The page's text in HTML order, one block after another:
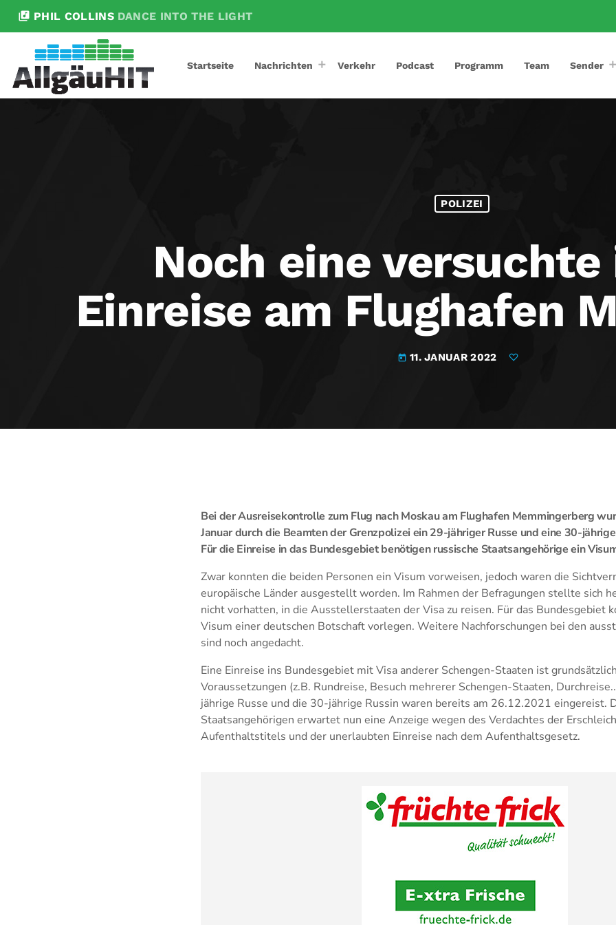
library_music PHIL COLLINS DANCE INTO THE LIGHT
Startseite Nachrichten Verkehr Podcast Programm Team Sender
POLIZEI
Noch eine
Einreise am Flughafen
today 11. JANUAR 2022
Bei der Ausreisekontrolle zum Flug nach Moskau am Flughafen Memmingerberg
Januar durch die Beamten der Grenzpolizei ein 29-jähriger Russe und eine 30-
Für die Einreise in das Bundesgebiet benötigen russische Staatsangehörige ein
Zwar konnten die beiden Personen ein Visum vorweisen, jedoch waren die
europäische Länder ausgestellt worden. Im Rahmen der Befragungen stellte sich
nicht vorhatten, in die Ausstellerstaaten der Visa zu reisen. Für das Bundesgebiet
Visum einer deutschen Botschaft vorlegen. Weitere Nachforschungen bei den
sind noch angedacht.
Eine Einreise ins Bundesgebiet mit Visa anderer Schengen-Staaten ist
Voraussetzungen (z.B. Rundreise, Besuch mehrerer Schengen-Staaten,
jährige Russe und die 30-jährige Russin waren bereits am 26.12.2021 eingereist.
Staatsangehörigen erwartet nun eine Anzeige wegen des Verdachtes der
Aufenthaltstitels und der unerlaubten Einreise nach dem Aufenthaltsgesetz.